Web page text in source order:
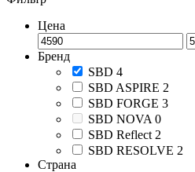
Цена
Бренд
SBD 4
SBD ASPIRE 2
SBD FORGE 3
SBD NOVA 0
SBD Reflect 2
SBD RESOLVE 2
Страна